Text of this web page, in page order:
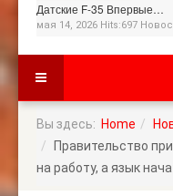
Датские F-35 Впервые…
мая 14, 2026 Hits:697
Вы здесь: Home
Правительство
на работу, а язык